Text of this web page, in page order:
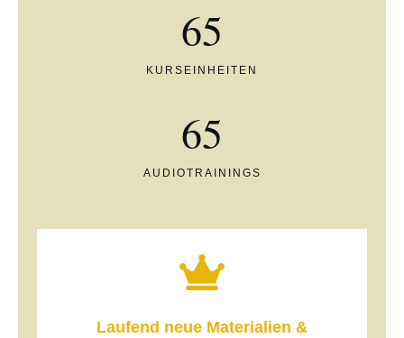
65
KURSEINHEITEN
65
AUDIOTRAININGS
Laufend neue Materialien &